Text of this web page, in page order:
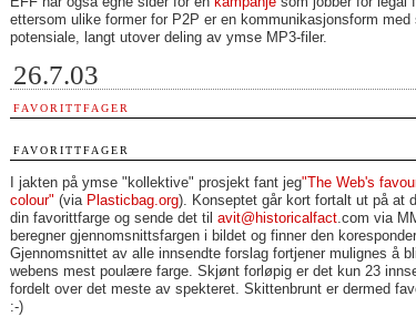
ettersom ulike former for P2P er en kommunikasjonsform
potensiale, langt utover deling av ymse MP3-filer.
26.7.03
FAVORITTFAGER
FAVORITTFAGER
I jakten på ymse "kollektive" prosjekt fant jeg"The Web's
colour" (via Plasticbag.org). Konseptet går kort fortalt ut på at
din favorittfarge og sende det til avit@historicalfact.com via
beregner gjennomsnittsfargen i bildet og finner den
Gjennomsnittet av alle innsendte forslag fortjener mulignes å
webens mest poulære farge. Skjønt forløpig er det kun 23
fordelt over det meste av spekteret. Skittenbrunt er dermed
:-)